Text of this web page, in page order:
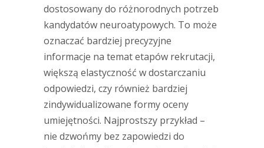
dostosowany do różnorodnych potrzeb
kandydatów neuroatypowych. To może
oznaczać bardziej precyzyjne
informacje na temat etapów rekrutacji,
większą elastyczność w dostarczaniu
odpowiedzi, czy również bardziej
zindywidualizowane formy oceny
umiejętności. Najprostszy przykład –
nie dzwońmy bez zapowiedzi do